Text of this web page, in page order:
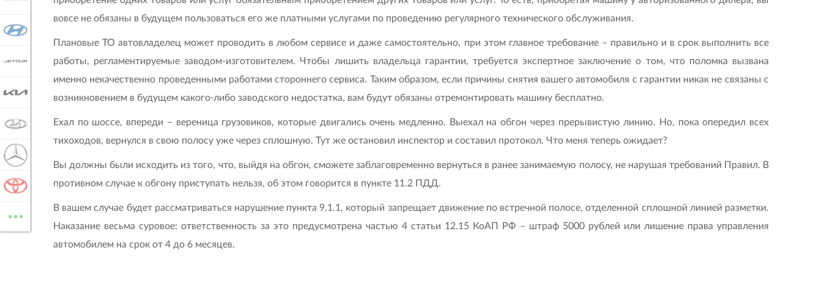
вовсе не обязаны в будущем пользоваться его же платными услугами по проведению регулярного технического обслуживания.
Плановые ТО автовладелец может проводить в любом сервисе и даже самостоятельно, при этом главное требование – правильно и в срок выполнить все
работы, регламентируемые заводом-изготовителем. Чтобы лишить владельца гарантии, требуется экспертное заключение о том, что поломка вызвана
именно некачественно проведенными работами стороннего сервиса. Таким образом, если причины снятия вашего автомобиля с гарантии никак не связаны с
возникновением в будущем какого-либо заводского недостатка, вам будут обязаны отремонтировать машину бесплатно.
Ехал по шоссе, впереди – вереница грузовиков, которые двигались очень медленно. Выехал на обгон через прерывистую линию. Но, пока опередил всех
тихоходов, вернулся в свою полосу уже через сплошную. Тут же остановил инспектор и составил протокол. Что меня теперь ожидает?
Вы должны были исходить из того, что, выйдя на обгон, сможете заблаговременно вернуться в ранее занимаемую полосу, не нарушая требований Правил. В
противном случае к обгону приступать нельзя, об этом говорится в пункте 11.2 ПДД.
В вашем случае будет рассматриваться нарушение пункта 9.1.1, который запрещает движение по встречной полосе, отделенной сплошной линией разметки.
Наказание весьма суровое: ответственность за это предусмотрена частью 4 статьи 12.15 КоАП РФ – штраф 5000 рублей или лишение права управления
автомобилем на срок от 4 до 6 месяцев.
JETOUR
LADA
TOYOTA
...